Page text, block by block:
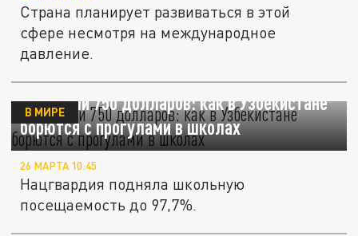
Страна планирует развиваться в этой
сфере несмотря на международное
давление.
Учёба или 750 долларов: как в Узбекистане
борются с прогулами в школах
В МИРЕ
26 МАРТА 10:45
Нацгвардия подняла школьную
посещаемость до 97,7%.